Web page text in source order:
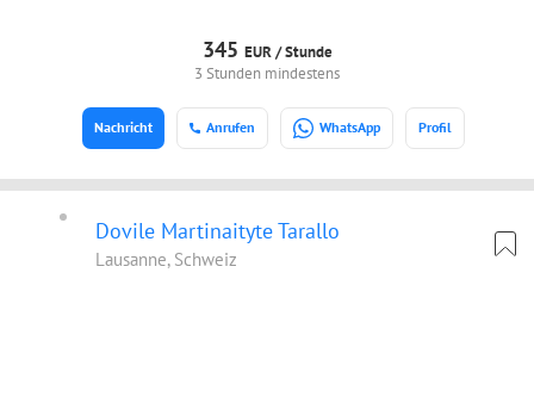
345 EUR /Stunde
3 Stunden mindestens
Anrufen WhatsApp Profil
Nachricht
Dovile Martinaityte Tarallo
Lausanne, Schweiz